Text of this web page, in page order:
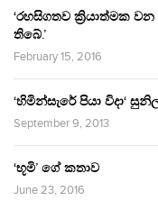
‘රහසිගතව ක්‍රියාත්මක
තිබේ.’
February 15, 2016
‘හිමින්සැරේ පියා විදා‘
September 9, 2013
‘භූමි’ ගේ කතාව
June 23, 2016